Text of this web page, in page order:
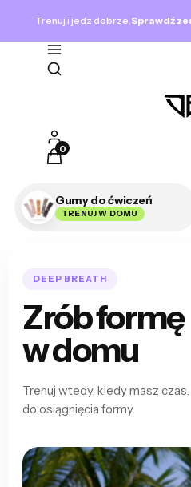
Trenuj i jedz dobrze.Sprawdź
Otwórz wyszukiwarkę
Produkty w koszyku: 0.
Gumy do ćwiczeń
TRENUJ W DOMU
DEEP BREATH
Zrób formę
w domu
Trenuj wtedy, kiedy masz
do osiągnięcia formy.